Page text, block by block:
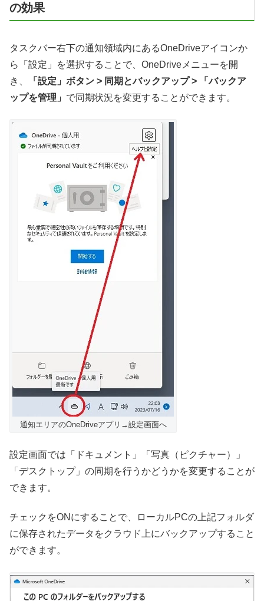
の効果
タスクバー右下の通知領域内にあるOneDriveアイコンか
ら「設定」を選択することで、OneDriveメニューを開
き、
「設定」ボタン > 同期とバックアップ > 「バックア
ップを管理」 で同期状況を変更することができます。
通知エリアのOneDriveアプリ→設定画面へ
設定画面では「ドキュメント」「写真（ピクチャー）」
「デスクトップ」の同期を行うかどうかを変更することが
できます。
チェックをONにすることで、ローカルPCの上記フォルダ
に保存されたデータをクラウド上にバックアップすること
ができます。